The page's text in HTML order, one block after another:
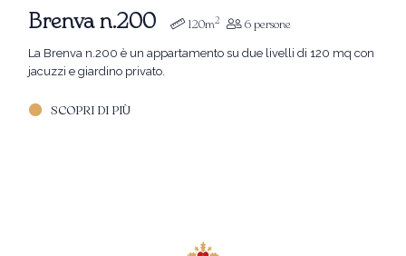
Brenva n.200 120m2 6 persone
La Brenva n.200 è un appartamento su due livelli di 120 mq con
jacuzzi e giardino privato.
SCOPRI DI PIÙ